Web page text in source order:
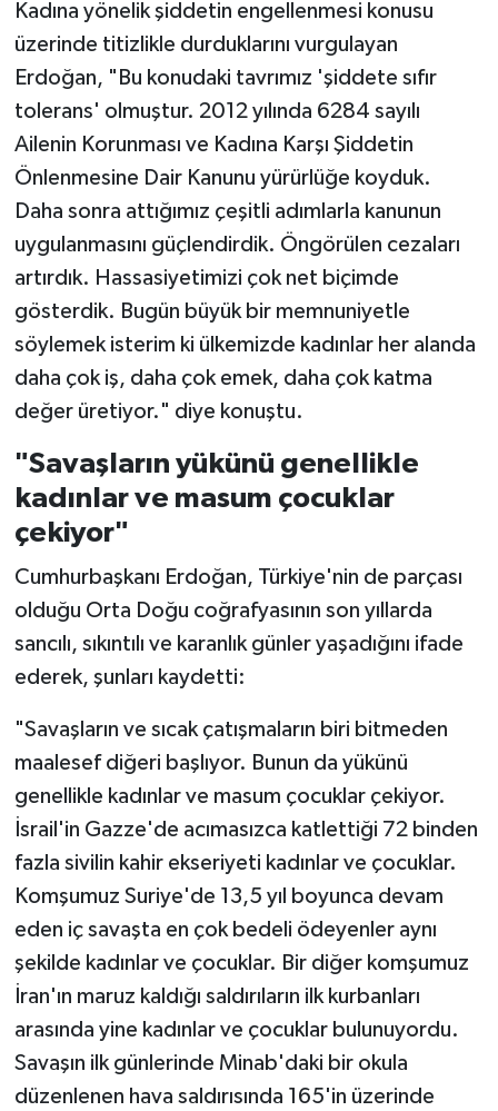
Kadına yönelik şiddetin engellenmesi konusu
üzerinde titizlikle durduklarını vurgulayan
Erdoğan, "Bu konudaki tavrımız 'şiddete sıfır
tolerans' olmuştur. 2012 yılında 6284 sayılı
Ailenin Korunması ve Kadına Karşı Şiddetin
Önlenmesine Dair Kanunu yürürlüğe koyduk.
Daha sonra attığımız çeşitli adımlarla kanunun
uygulanmasını güçlendirdik. Öngörülen cezaları
artırdık. Hassasiyetimizi çok net biçimde
gösterdik. Bugün büyük bir memnuniyetle
söylemek isterim ki ülkemizde kadınlar her alanda
daha çok iş, daha çok emek, daha çok katma
değer üretiyor." diye konuştu.
"Savaşların yükünü genellikle
kadınlar ve masum çocuklar
çekiyor"
Cumhurbaşkanı Erdoğan, Türkiye'nin de parçası
olduğu Orta Doğu coğrafyasının son yıllarda
sancılı, sıkıntılı ve karanlık günler yaşadığını ifade
ederek, şunları kaydetti:
"Savaşların ve sıcak çatışmaların biri bitmeden
maalesef diğeri başlıyor. Bunun da yükünü
genellikle kadınlar ve masum çocuklar çekiyor.
İsrail'in Gazze'de acımasızca katlettiği 72 binden
fazla sivilin kahir ekseriyeti kadınlar ve çocuklar.
Komşumuz Suriye'de 13,5 yıl boyunca devam
eden iç savaşta en çok bedeli ödeyenler aynı
şekilde kadınlar ve çocuklar. Bir diğer komşumuz
İran'ın maruz kaldığı saldırıların ilk kurbanları
arasında yine kadınlar ve çocuklar bulunuyordu.
Savaşın ilk günlerinde Minab'daki bir okula
düzenlenen hava saldırısında 165'in üzerinde